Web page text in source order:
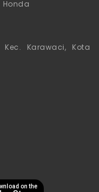
Karawaci, Kota
on the